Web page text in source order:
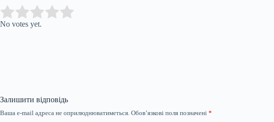
Rate this item:
No votes yet.
Залишити відповідь
Ваша e-mail адреса не оприлюднюватиметься. Обов’язкові поля позначені *